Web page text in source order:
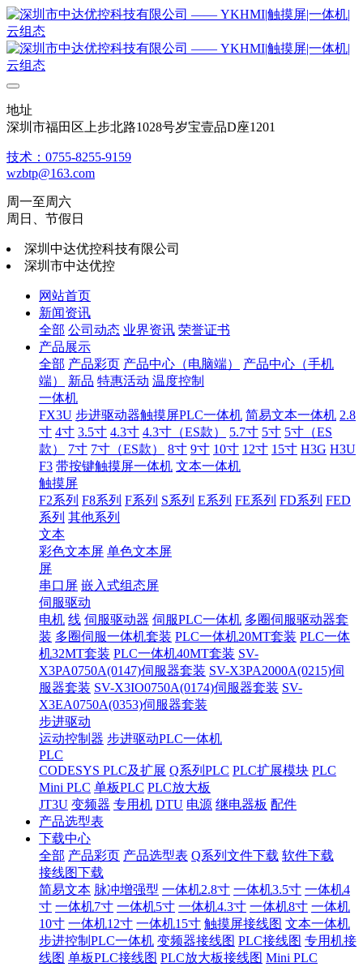
地址
深圳市福田区上步北路1028号岁宝壹品D座1201
技术：0755-8255-9159
wzbtp@163.com
周一至周六
周日、节假日
深圳中达优控科技有限公司
深圳市中达优控
网站首页
新闻资讯
全部 公司动态 业界资讯 荣誉证书
产品展示
全部 产品彩页 产品中心（电脑端）
产品中心（手机
端）
新品 特惠活动 温度控制
一体机
FX3U 步进驱动器触摸屏PLC一体机 简易文本一体机 2.8
寸 4寸 3.5寸 4.3寸 4.3寸（ES款） 5.7寸 5寸 5寸（ES
款）
7寸 7寸（ES款） 8寸 9寸 10寸 12寸 15寸 H3G H3U
F3 带按键触摸屏一体机 文本一体机
触摸屏
F2系列 F8系列 F系列 S系列 E系列 FE系列 FD系列 FED
系列 其他系列
文本
彩色文本屏 单色文本屏
屏
串口屏 嵌入式组态屏
伺服驱动
电机 线 伺服驱动器 伺服PLC一体机 多圈伺服驱动器套
装 多圈伺服一体机套装 PLC一体机20MT套装 PLC一体
机32MT套装 PLC一体机40MT套装 SV-
X3PA0750A(0147)伺服器套装 SV-X3PA2000A(0215)伺
服器套装 SV-X3IO0750A(0174)伺服器套装 SV-
X3EA0750A(0353)伺服器套装
步进驱动
运动控制器 步进驱动PLC一体机
PLC
CODESYS PLC及扩展 Q系列PLC PLC扩展模块 PLC
Mini PLC 单板PLC PLC放大板
JT3U 变频器 专用机 DTU 电源 继电器板 配件
产品选型表
下载中心
全部 产品彩页 产品选型表 Q系列文件下载 软件下载
接线图下载
简易文本 脉冲增强型 一体机2.8寸 一体机3.5寸 一体机4
寸 一体机7寸 一体机5寸 一体机4.3寸 一体机8寸 一体机
10寸 一体机12寸 一体机15寸 触摸屏接线图 文本一体机
步进控制PLC一体机 变频器接线图 PLC接线图 专用机接
线图 单板PLC接线图 PLC放大板接线图 Mini PLC